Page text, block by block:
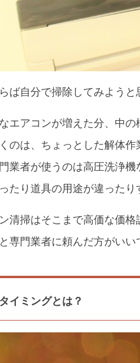
ば自分で掃除してみようと
エアコンが増えた分、中
のは、ちょっとした解体
業者が使うのは高圧洗浄
たり道具の用途が違ったり
清掃はそこまで高価な価
専門業者に頼んだ方がいい
イミングとは？